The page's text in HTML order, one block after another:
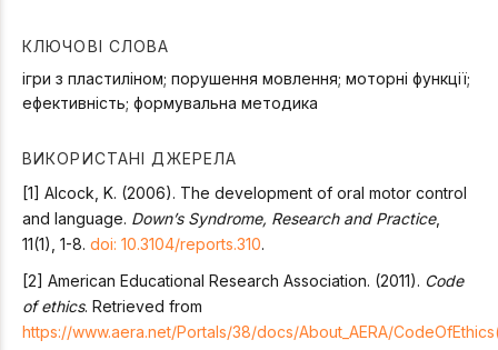
КЛЮЧОВІ СЛОВА
ігри з пластиліном; порушення мовлення; моторні функції;
ефективність; формувальна методика
ВИКОРИСТАНІ ДЖЕРЕЛА
[1] Alcock, K. (2006). The development of oral motor control
and language. Down’s Syndrome, Research and Practice,
11(1), 1-8. doi: 10.3104/reports.310.
[2] American Educational Research Association. (2011). Code
of ethics. Retrieved from
https://www.aera.net/Portals/38/docs/About_AERA/